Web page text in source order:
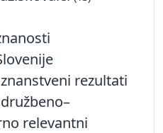
rezultati
relevantni